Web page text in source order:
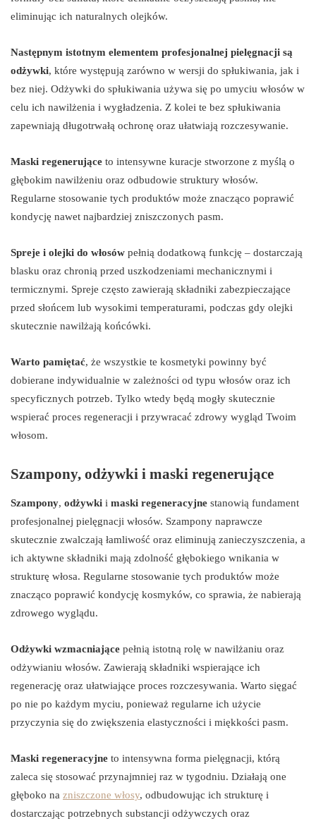
eliminując ich naturalnych olejków.
Następnym istotnym elementem profesjonalnej pielęgnacji są
odżywki, które występują zarówno w wersji do spłukiwania, jak i
bez niej. Odżywki do spłukiwania używa się po umyciu włosów w
celu ich nawilżenia i wygładzenia. Z kolei te bez spłukiwania
zapewniają długotrwałą ochronę oraz ułatwiają rozczesywanie.
Maski regenerujące to intensywne kuracje stworzone z myślą o
głębokim nawilżeniu oraz odbudowie struktury włosów.
Regularne stosowanie tych produktów może znacząco poprawić
kondycję nawet najbardziej zniszczonych pasm.
Spreje i olejki do włosów pełnią dodatkową funkcję – dostarczają
blasku oraz chronią przed uszkodzeniami mechanicznymi i
termicznymi. Spreje często zawierają składniki zabezpieczające
przed słońcem lub wysokimi temperaturami, podczas gdy olejki
skutecznie nawilżają końcówki.
Warto pamiętać, że wszystkie te kosmetyki powinny być
dobierane indywidualnie w zależności od typu włosów oraz ich
specyficznych potrzeb. Tylko wtedy będą mogły skutecznie
wspierać proces regeneracji i przywracać zdrowy wygląd Twoim
włosom.
Szampony, odżywki i maski regenerujące
Szampony, odżywki i maski regeneracyjne stanowią fundament
profesjonalnej pielęgnacji włosów. Szampony naprawcze
skutecznie zwalczają łamliwość oraz eliminują zanieczyszczenia, a
ich aktywne składniki mają zdolność głębokiego wnikania w
strukturę włosa. Regularne stosowanie tych produktów może
znacząco poprawić kondycję kosmyków, co sprawia, że nabierają
zdrowego wyglądu.
Odżywki wzmacniające pełnią istotną rolę w nawilżaniu oraz
odżywianiu włosów. Zawierają składniki wspierające ich
regenerację oraz ułatwiające proces rozczesywania. Warto sięgać
po nie po każdym myciu, ponieważ regularne ich użycie
przyczynia się do zwiększenia elastyczności i miękkości pasm.
Maski regeneracyjne to intensywna forma pielęgnacji, którą
zaleca się stosować przynajmniej raz w tygodniu. Działają one
głęboko na zniszczone włosy, odbudowując ich strukturę i
dostarczając potrzebnych substancji odżywczych oraz